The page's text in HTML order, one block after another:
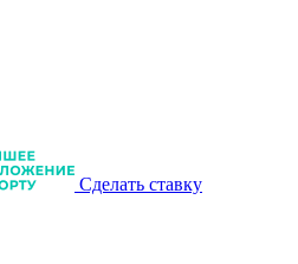
Сделать ставку